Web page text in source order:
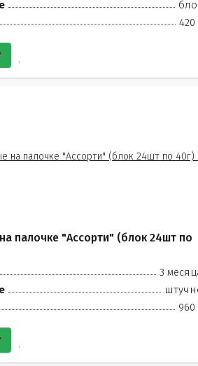
420
палочке "Ассорти" (блок 24шт по
3
960